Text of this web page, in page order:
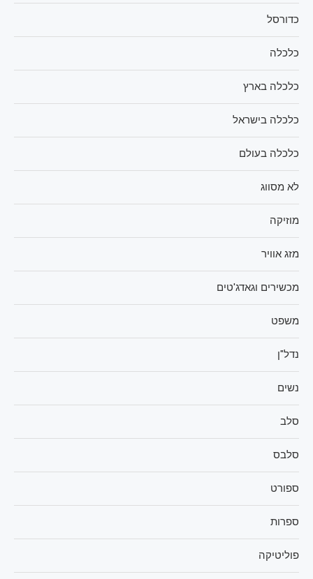
כדורסל
כלכלה
כלכלה בארץ
כלכלה בישראל
כלכלה בעולם
לא מסווג
מוזיקה
מזג אוויר
מכשירים וגאדג'טים
משפט
נדל"ן
נשים
סלב
סלבס
ספורט
ספרות
פוליטיקה